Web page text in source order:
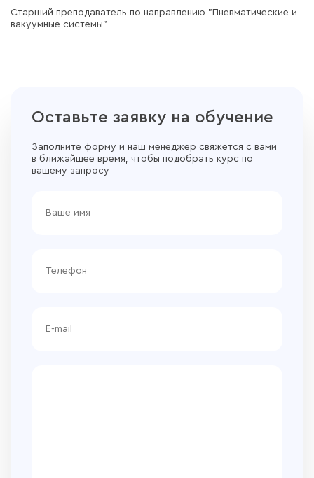
Старший преподаватель по направлению "Пневматические и
вакуумные системы"
Оставьте заявку на обучение
Заполните форму и наш менеджер свяжется с вами
в ближайшее время, чтобы подобрать курс по
вашему запросу